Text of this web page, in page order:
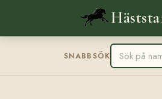
SNABBSÖK